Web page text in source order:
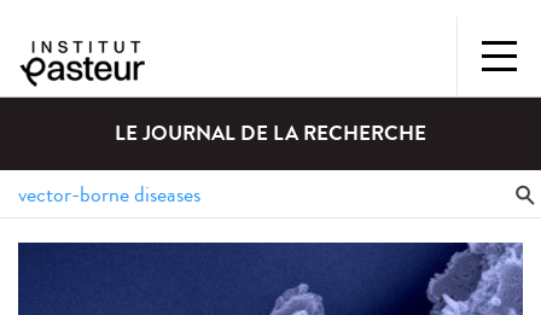
LE JOURNAL DE LA RECHERCHE